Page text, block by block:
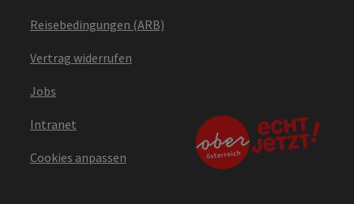
Reisebedingungen (ARB)
Vertrag widerrufen
Jobs
Intranet
Cookies anpassen